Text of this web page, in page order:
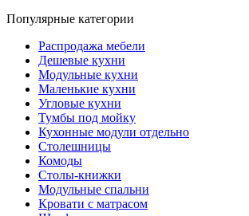
Популярные категории
Распродажа мебели
Дешевые кухни
Модульные кухни
Маленькие кухни
Угловые кухни
Тумбы под мойку
Кухонные модули отдельно
Столешницы
Комоды
Столы-книжки
Модульные спальни
Кровати с матрасом